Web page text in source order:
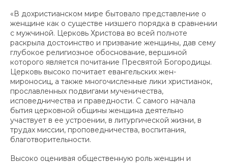
«В дохристианском мире бытовало представление о
женщине как о существе низшего порядка в сравнении
с мужчиной. Церковь Христова во всей полноте
раскрыла достоинство и призвание женщины, дав сему
глубокое религиозное обоснование, вершиной
которого является почитание Пресвятой Богородицы.
Церковь высоко почитает евангельских жен-
мироносиц, а также многочисленные лики христианок,
прославленных подвигами мученичества,
исповедничества и праведности. С самого начала
бытия церковной общины женщина деятельно
участвует в ее устроении, в литургической жизни, в
трудах миссии, проповедничества, воспитания,
благотворительности.
Высоко оценивая общественную роль женщин и